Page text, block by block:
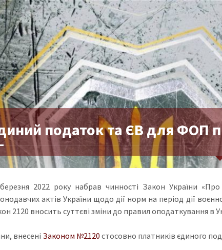
податок та ЄВ для ФОП
2022 року набрав чинності Закон України
актів України щодо дії норм на період дії
2120 вносить суттєві зміни до правил оподаткування в
внесені Законом №2120 стосовно платників єдиного